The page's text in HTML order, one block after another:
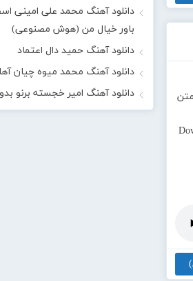
دانلود آهنگ محمد علی امینی
باور خیال من (هوش مصنوعی)
دانلود آهنگ حمید دال اعتماد
دانلود آهنگ محمد میوه چیان
دانلود آهنگ امیر خجسته برنو